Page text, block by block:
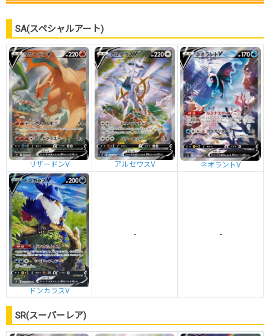
SA(スペシャルアート)
リザードンV アルセウスV ネオラントV
ドンカラスV
- -
SR(スーパーレア)